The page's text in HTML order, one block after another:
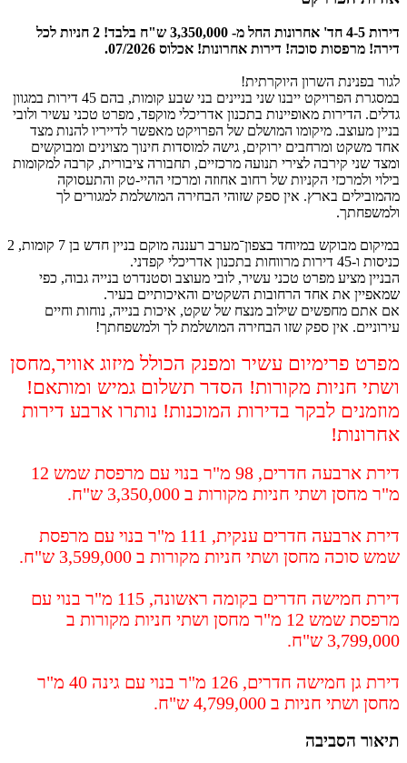
דירות 4-5 חד' אחרונות החל מ- 3,350,000 ש"ח בלבד! 2 חניות לכל
דירה! מרפסות סוכה! דירות אחרונות! אכלוס 07/2026.
לגור בפנינת השרון היוקרתית!
במסגרת הפרויקט ייבנו שני בניינים בני שבע קומות, בהם 45 דירות במגוון
גדלים. הדירות מאופיינות בתכנון אדריכלי מוקפד, מפרט טכני עשיר ולובי
בניין מעוצב. מיקומו המושלם של הפרויקט מאפשר לדייריו להנות מצד
אחד משקט ומרחבים ירוקים, גישה למוסדות חינוך מצוינים ומבוקשים
ומצד שני קירבה לצירי תנועה מרכזיים, תחבורה ציבורית, קרבה למקומות
בילוי ולמרכזי הקניות של רחוב אחוזה ומרכזי ההיי-טק והתעסוקה
מהמובילים בארץ. אין ספק שזוהי הבחירה המושלמת למגורים לך
ולמשפחתך.
במיקום מבוקש במיוחד בצפון־מערב רעננה מוקם בניין חדש בן 7 קומות, 2
כניסות ו-45 דירות מרווחות בתכנון אדריכלי קפדני.
הבניין מציע מפרט טכני עשיר, לובי מעוצב וסטנדרט בנייה גבוה, כפי
שמאפיין את אחד הרחובות השקטים והאיכותיים בעיר.
אם אתם מחפשים שילוב מנצח של שקט, איכות בנייה, נוחות וחיים
עירוניים. אין ספק שזו הבחירה המושלמת לך ולמשפחתך!
מפרט פרימיום עשיר ומפנק הכולל מיזוג אוויר,מחסן
ושתי חניות מקורות! הסדר תשלום גמיש ומותאם!
מוזמנים לבקר בדירות המוכנות! נותרו ארבע דירות
אחרונות!
דירת ארבעה חדרים, 98 מ"ר בנוי עם מרפסת שמש 12
מ"ר מחסן ושתי חניות מקורות ב 3,350,000 ש"ח.
דירת ארבעה חדרים ענקית, 111 מ"ר בנוי עם מרפסת
שמש סוכה מחסן ושתי חניות מקורות ב 3,599,000 ש"ח.
דירת חמישה חדרים בקומה ראשונה, 115 מ"ר בנוי עם
מרפסת שמש 12 מ"ר מחסן ושתי חניות מקורות ב
3,799,000 ש"ח.
דירת גן חמישה חדרים, 126 מ"ר בנוי עם גינה 40 מ"ר
מחסן ושתי חניות ב 4,799,000 ש"ח.
תיאור הסביבה